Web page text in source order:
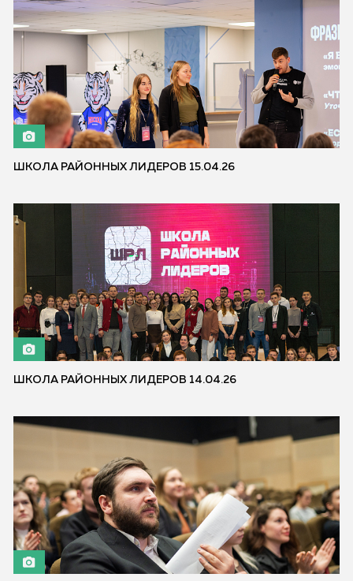
ШКОЛА РАЙОННЫХ ЛИДЕРОВ 15.04.26
ШКОЛА РАЙОННЫХ ЛИДЕРОВ 14.04.26